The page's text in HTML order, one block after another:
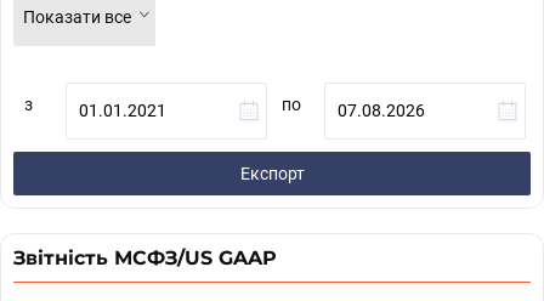
Показати все
з по
Експорт
Звітність МСФЗ/US GAAP